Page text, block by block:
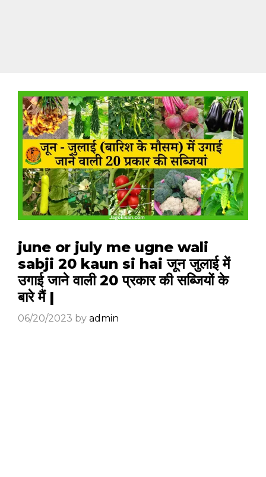
june or july me ugne wali
sabji 20 kaun si hai जून जुलाई में
उगाई जाने वाली 20 प्रकार की सब्जियों के
बारे मैं |
06/20/2023 by admin